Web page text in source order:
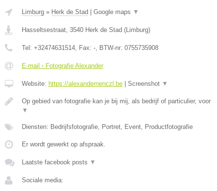
Limburg » Herk de Stad Google maps ▼
Hasseltsestraat, 3540 Herk de Stad (Limburg)
Tel: +32474631514, Fax: -, BTW-nr: 0755735908
E-mail › Fotografie Alexander
Website: https://alexandernenczl.be Screenshot ▼
Op gebied van fotografie kan je bij mij, als bedrijf of particulier, voor
▼
Diensten: Bedrijfsfotografie, Portret, Event, Productfotografie
Er wordt gewerkt op afspraak.
Laatste facebook posts ▼
Sociale media: